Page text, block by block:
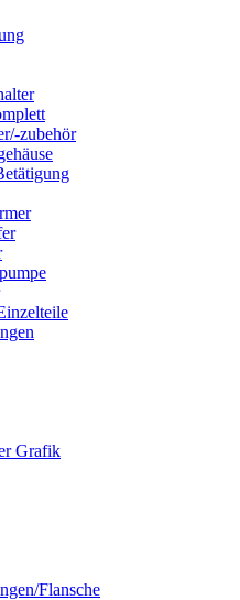
zubehör
Grafik
Flansche